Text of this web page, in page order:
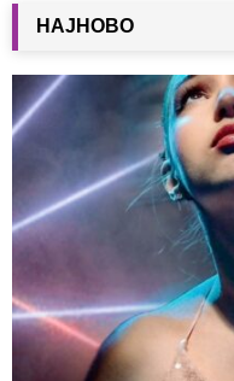
НАЈНОВО